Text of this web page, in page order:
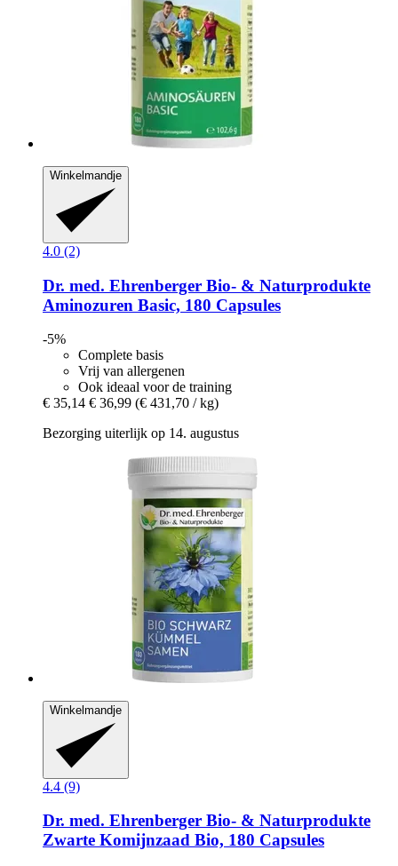
Winkelmandje
4.0 (2)
Dr. med. Ehrenberger Bio- & Naturprodukte
Aminozuren Basic, 180 Capsules
-5%
Complete basis
Vrij van allergenen
Ook ideaal voor de training
€ 35,14 € 36,99 (€ 431,70 / kg)
Bezorging uiterlijk op 14. augustus
Winkelmandje
4.4 (9)
Dr. med. Ehrenberger Bio- & Naturprodukte
Zwarte Komijnzaad Bio, 180 Capsules